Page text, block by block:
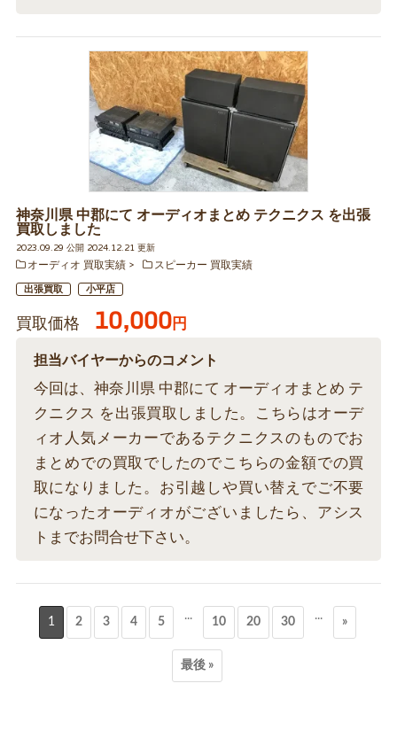
神奈川県 中郡にて オーディオまとめ テクニクス を出張
買取しました
2023.09.29 公開 2024.12.21 更新
オーディオ 買取実績
スピーカー 買取実績
出張買取 小平店
買取価格 10,000円
担当バイヤーからのコメント
今回は、神奈川県 中郡にて オーディオまとめ テ
クニクス を出張買取しました。こちらはオーデ
ィオ人気メーカーであるテクニクスのものでお
まとめでの買取でしたのでこちらの金額での買
取になりました。お引越しや買い替えでご不要
になったオーディオがございましたら、アシス
トまでお問合せ下さい。
1 2 3 4 5 ... 10 20 30 ... »
最後 »